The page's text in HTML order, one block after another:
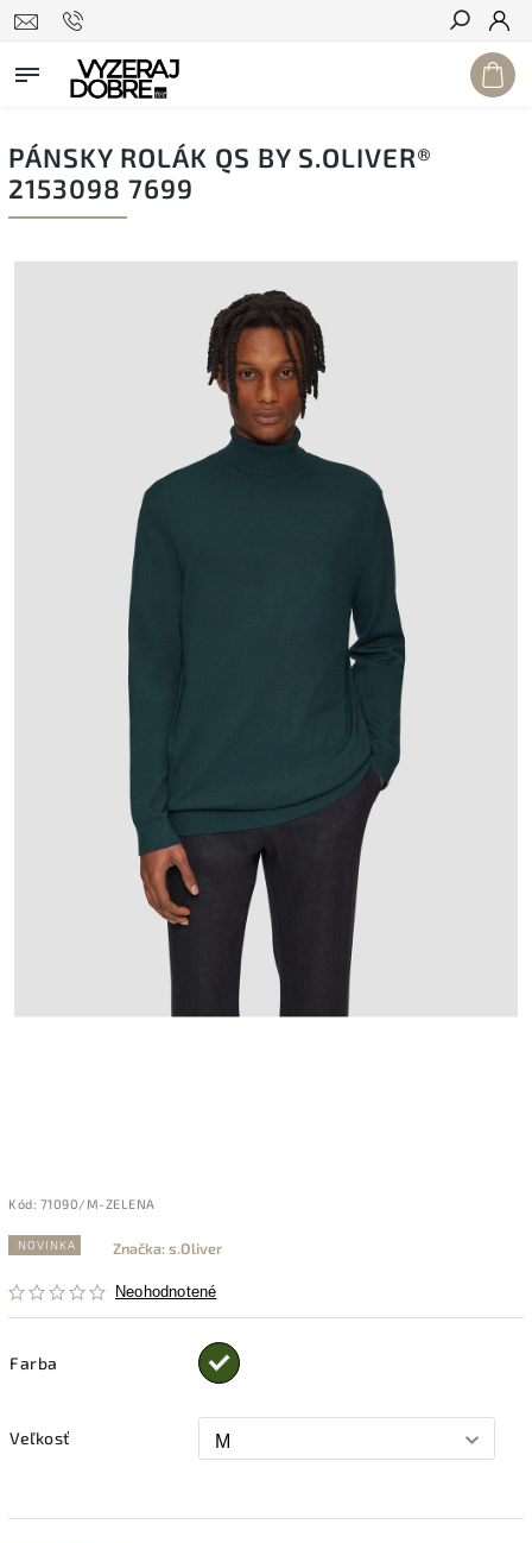
Hľadať
PÁNSKY ROLÁK QS BY S.OLIVER®
2153098 7699
Kód: 71090/M-ZELENA
NOVINKA
Neohodnotené
Značka:s.Oliver
Farba
Veľkosť